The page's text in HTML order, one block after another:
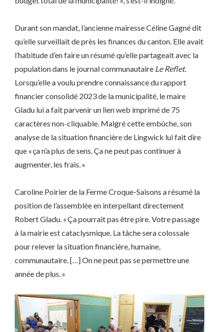
Durant son mandat, l’ancienne mairesse Céline Gagné dit
qu’elle surveillait de près les finances du canton. Elle avait
l’habitude d’en faire un résumé qu’elle partageait avec la
population dans le journal communautaire Le Reflet.
Lorsqu’elle a voulu prendre connaissance du rapport
financier consolidé 2023 de la municipalité, le maire
Gladu lui a fait parvenir un lien web imprimé de 75
caractères non-cliquable. Malgré cette embûche, son
analyse de la situation financière de Lingwick lui fait dire
que « ça n’a plus de sens. Ça ne peut pas continuer à
augmenter, les frais. »
Caroline Poirier de la Ferme Croque-Saisons a résumé la
position de l’assemblée en interpellant directement
Robert Gladu. « Ça pourrait pas être pire. Votre passage
à la mairie est cataclysmique. La tâche sera colossale
pour relever la situation financière, humaine,
communautaire. […] On ne peut pas se permettre une
année de plus. »